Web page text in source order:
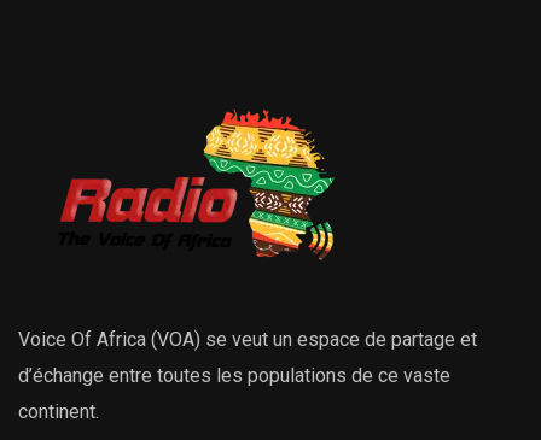
Voice Of Africa (VOA) se veut un espace de partage et
d’échange entre toutes les populations de ce vaste
continent.